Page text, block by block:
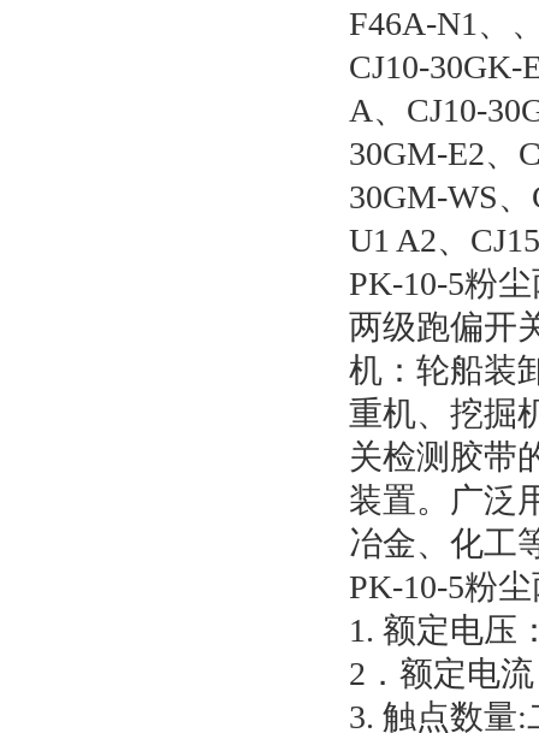
F46A-N1、
CJ10-30GK-
A、CJ10-
30GM-E2、
30GM-WS
U1 A2、
PK-10-5粉
两级跑偏开
机：轮船装
重机、挖掘
关检测胶带
装置。广泛
冶金、化工
PK-10-5粉
1. 额定电压
2．额定电
3. 触点数量